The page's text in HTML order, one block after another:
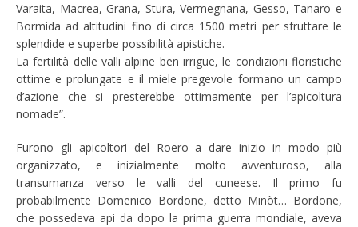
Varaita, Macrea, Grana, Stura, Vermegnana, Gesso, Tanaro e
Bormida ad altitudini fino di circa 1500 metri per sfruttare le
splendide e superbe possibilità apistiche.
La fertilità delle valli alpine ben irrigue, le condizioni floristiche
ottime e prolungate e il miele pregevole formano un campo
d’azione che si presterebbe ottimamente per l’apicoltura
nomade”.
Furono gli apicoltori del Roero a dare inizio in modo più
organizzato, e inizialmente molto avventuroso, alla
transumanza verso le valli del cuneese. Il primo fu
probabilmente Domenico Bordone, detto Minòt… Bordone,
che possedeva api da dopo la prima guerra mondiale, aveva